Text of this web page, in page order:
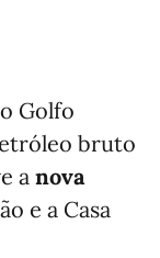
Golfo
bruto
a nova
e a Casa